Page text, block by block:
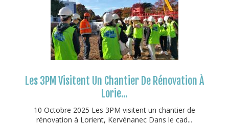
Les 3PM Visitent Un Chantier De Rénovation À
Lorie...
10 Octobre 2025 Les 3PM visitent un chantier de
rénovation à Lorient, Kervénanec Dans le cad...